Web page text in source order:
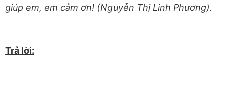
giúp em, em cảm ơn! (Nguyễn Thị Linh Phương).
Trả lời: